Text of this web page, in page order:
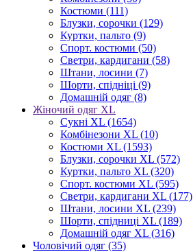
Костюми (111)
Блузки, сорочки (129)
Куртки, пальто (9)
Спорт. костюми (50)
Светри, кардигани (58)
Штани, лосини (7)
Шорти, спідніці (9)
Домашній одяг (8)
Жіночий одяг XL
Cукні XL (1654)
Комбінезони XL (10)
Костюми XL (1593)
Блузки, сорочки XL (572)
Куртки, пальто XL (320)
Спорт. костюми XL (595)
Светри, кардигани XL (177)
Штани, лосини XL (239)
Шорти, спідниці XL (189)
Домашній одяг XL (316)
Чоловічий одяг (35)